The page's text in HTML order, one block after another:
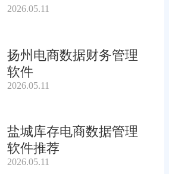
2026.05.11
扬州电商数据财务管理
软件
2026.05.11
盐城库存电商数据管理
软件推荐
2026.05.11